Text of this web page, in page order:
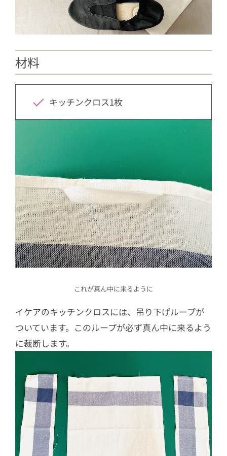
材料
キッチンクロス1枚
これが真ん中に来るように
イケアのキッチンクロスには、吊り下げループが
ついています。このループが必ず真ん中に来るよう
に裁断します。